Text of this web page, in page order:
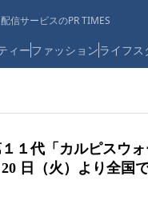
信サービスのPR TIMES
ィーファッションライフス
１代「カルピスウ
20 日（火）より全国